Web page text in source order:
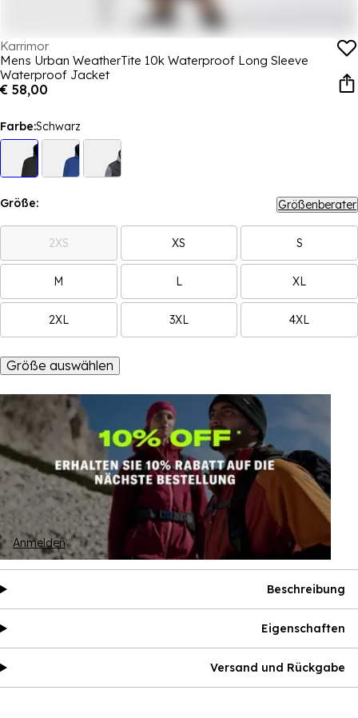
Karrimor
Mens Urban WeatherTite 10k Waterproof Long Sleeve
Waterproof Jacket
€ 58,00
Farbe:Schwarz
Größe: Größenberater
2XS XS S
M L XL
2XL 3XL 4XL
Größe auswählen
Anmelden
Beschreibung
Eigenschaften
Versand und Rückgabe